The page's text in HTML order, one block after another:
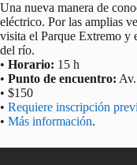
Una nueva manera de
eléctrico. Por las amplias
visita el Parque Extremo y
del río.
• Horario: 15 h
• Punto de encuentro:
• $150
• Requiere inscripción
• Más información.